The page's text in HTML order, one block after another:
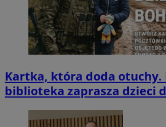
Kartka, która doda otuchy.
biblioteka zaprasza dzieci